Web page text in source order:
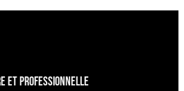
ET PROFESSIONNELLE